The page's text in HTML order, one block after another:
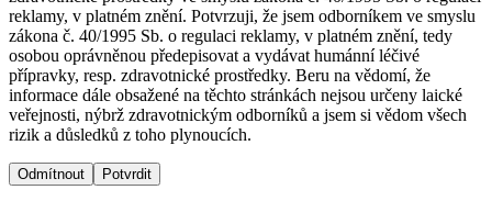
Dialyzační střediska​
B. Braun Avitum poskytuje kvalitní dialyzační péči ve všech
svých střediscích v České republice. Více informací se
dozvíte na stránkách jednotlivých středisek.
práce​ pro zajímavé pozice.​
Kontakt
reklamy, v platném znění. Potvrzuji, že jsem odborníkem ve smyslu
zákona č. 40/1995 Sb. o regulaci reklamy, v platném znění, tedy
osobou oprávněnou předepisovat a vydávat humánní léčivé
přípravky, resp. zdravotnické prostředky. Beru na vědomí, že
informace dále obsažené na těchto stránkách nejsou určeny laické
veřejnosti, nýbrž zdravotnickým odborníků a jsem si vědom všech
rizik a důsledků z toho plynoucích.
Odmítnout Potvrdit